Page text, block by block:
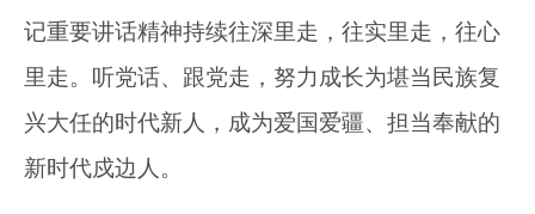
记重要讲话精神持续往深里走，往实里走，往心
里走。听党话、跟党走，努力成长为堪当民族复
兴大任的时代新人，成为爱国爱疆、担当奉献的
新时代戍边人。